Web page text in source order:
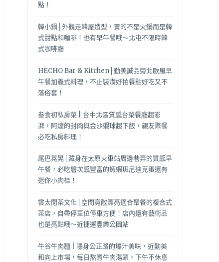
點！
韓小鍋│外觀走韓屋造型，賣的不是火鍋而是韓
式甜點和咖啡！也有早午餐哦～北屯不限時韓
式咖啡廳
HECHO Bar & Kitchen│勤美誠品旁北歐風早
午餐加義式料理，不止裝潢好拍餐點好吃又不
落俗套！
叁食初私房菜 | 台中北區質感台菜餐廳超澎
湃，阿嬤的封肉與金沙蝦球超下飯，親友聚餐
必吃私房料理！
尾巴晃晃│藏身在太原火車站周邊巷弄的質感早
午餐，必吃層次感豐富的蝦蝦班尼迪克蛋還有
迷你小肉桂！
雲太閒茶文化│空間寬敞漂亮適合聚餐的複合式
茶店，自帶停車位停車方便！店內還有藝術品
也是亮點哦～近捷運豐樂公園站
牛谷牛肉麵 | 隱身公正路的爆汁美味，近勤美
和向上市場，每日熬煮牛肉湯頭，下午不休息